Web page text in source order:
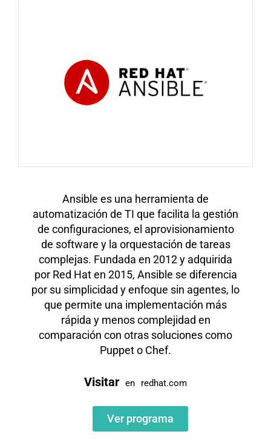
Ansible es una herramienta de
automatización de TI que facilita la gestión
de configuraciones, el aprovisionamiento
de software y la orquestación de tareas
complejas. Fundada en 2012 y adquirida
por Red Hat en 2015, Ansible se diferencia
por su simplicidad y enfoque sin agentes, lo
que permite una implementación más
rápida y menos complejidad en
comparación con otras soluciones como
Puppet o Chef.
Visitar en redhat.com
Ver programa